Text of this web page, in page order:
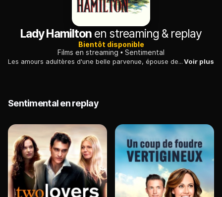
Lady Hamilton en streaming & replay
Bientôt disponible
Films en streaming
Sentimental
Les amours adultères d'une belle parvenue, épouse de l'ambassadeur de Grande-Bretagne, et maîtresse du célèbre vainqueur de Trafalgar, un homme d'âge mûr.Voir plus
Sentimental en replay